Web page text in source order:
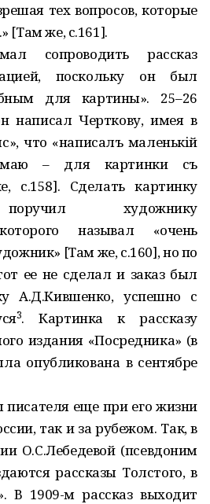
тех вопросов, которые
[Там же, с.161].
сопроводить рассказ
поскольку он был
для картины». 25–26
написал Черткову, имея в
что «написалъ маленькій
– для картинки съ
с.158]. Сделать картинку
художнику
называл «очень
[Там же, с.160], но по
ее не сделал и заказ был
А.Д.Кившенко, успешно с
3. Картинка к рассказу
издания «Посредника» (в
опубликована в сентябре
еще при его жизни
так и за рубежом. Так, в
О.С.Ле­бедевой (псевдоним
рассказы Толстого, в
В 1909-м рассказ выходит